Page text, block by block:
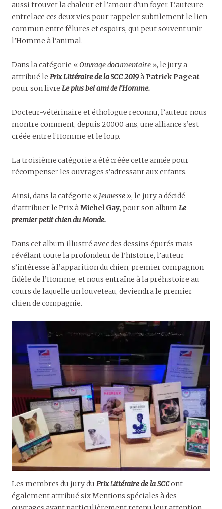
aussi trouver la chaleur et l’amour d’un foyer. L’auteure
entrelace ces deux vies pour rappeler subtilement le lien
commun entre fêlures et espoirs, qui peut souvent unir
l’Homme à l’animal.
Dans la catégorie « Ouvrage documentaire », le jury a
attribué le Prix Littéraire de la SCC 2019à Patrick Pageat
pour son livre Le plus bel ami de l’Homme.
Docteur-vétérinaire et éthologue reconnu, l’auteur nous
montre comment, depuis 20000 ans, une alliance s’est
créée entre l’Homme et le loup.
La troisième catégorie a été créée cette année pour
récompenser les ouvrages s’adressant aux enfants.
Ainsi, dans la catégorie « Jeunesse », le jury a décidé
d’attribuer le Prix àMichel Gay, pour son album Le
premier petit chien du Monde.
Dans cet album illustré avec des dessins épurés mais
révélant toute la profondeur de l’histoire, l’auteur
s’intéresse à l’apparition du chien, premier compagnon
fidèle de l’Homme, et nous entraîne à la préhistoire au
cours de laquelle un louveteau, deviendra le premier
chien de compagnie.
Les membres du jury du Prix Littéraire de la SCCont
également attribué six Mentions spéciales à des